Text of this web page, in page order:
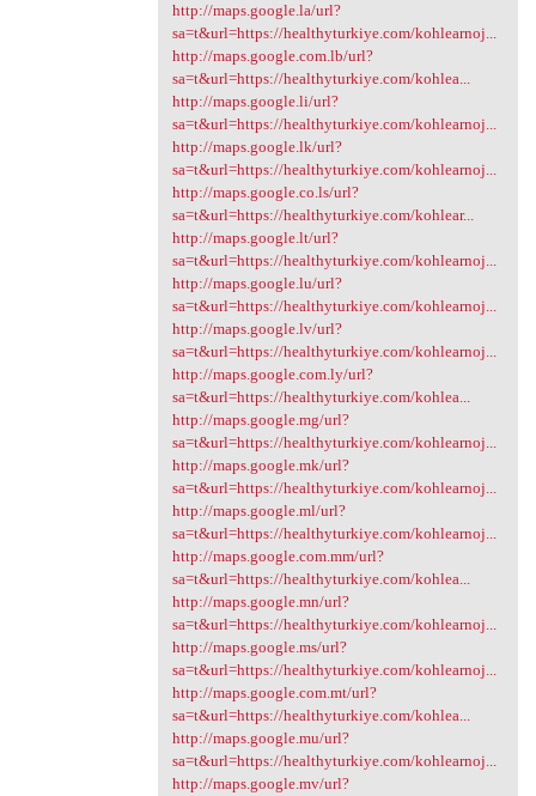
http://maps.google.la/url?
sa=t&url=https://healthyturkiye.com/kohlearnoj...
http://maps.google.com.lb/url?
sa=t&url=https://healthyturkiye.com/kohlea...
http://maps.google.li/url?
sa=t&url=https://healthyturkiye.com/kohlearnoj...
http://maps.google.lk/url?
sa=t&url=https://healthyturkiye.com/kohlearnoj...
http://maps.google.co.ls/url?
sa=t&url=https://healthyturkiye.com/kohlear...
http://maps.google.lt/url?
sa=t&url=https://healthyturkiye.com/kohlearnoj...
http://maps.google.lu/url?
sa=t&url=https://healthyturkiye.com/kohlearnoj...
http://maps.google.lv/url?
sa=t&url=https://healthyturkiye.com/kohlearnoj...
http://maps.google.com.ly/url?
sa=t&url=https://healthyturkiye.com/kohlea...
http://maps.google.mg/url?
sa=t&url=https://healthyturkiye.com/kohlearnoj...
http://maps.google.mk/url?
sa=t&url=https://healthyturkiye.com/kohlearnoj...
http://maps.google.ml/url?
sa=t&url=https://healthyturkiye.com/kohlearnoj...
http://maps.google.com.mm/url?
sa=t&url=https://healthyturkiye.com/kohlea...
http://maps.google.mn/url?
sa=t&url=https://healthyturkiye.com/kohlearnoj...
http://maps.google.ms/url?
sa=t&url=https://healthyturkiye.com/kohlearnoj...
http://maps.google.com.mt/url?
sa=t&url=https://healthyturkiye.com/kohlea...
http://maps.google.mu/url?
sa=t&url=https://healthyturkiye.com/kohlearnoj...
http://maps.google.mv/url?